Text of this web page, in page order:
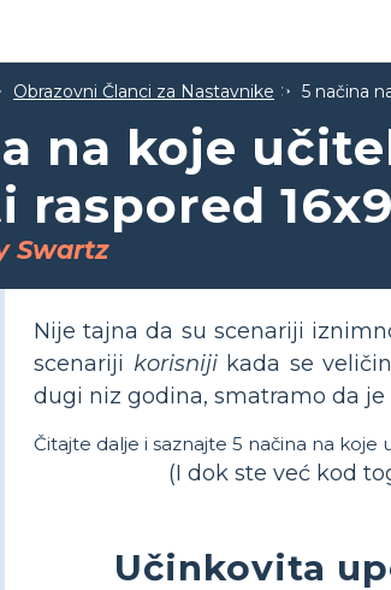
Obrazovni Članci za Nastavnike 5 načina
na koje
Swartz
Nije tajna da su scenariji
scenariji korisnijikada se
dugi niz godina, smatramo da
Čitajte dalje i saznajte 5 načina na koje
(I dok ste već kod
Učinkovita